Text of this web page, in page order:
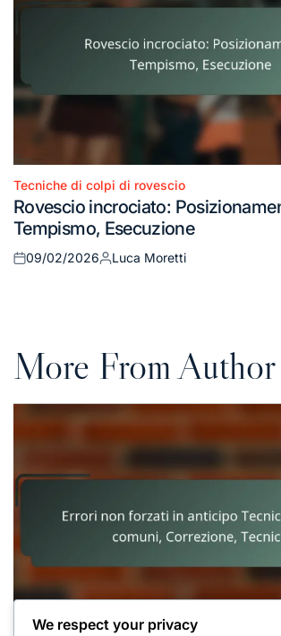
Posted
in
Tecniche di colpi di rovescio
Rovescio incrociato:
Tempismo, Esecuzione
Posted
09/02/2026
Posted
Luca Moretti
More From Author
We respect your privacy